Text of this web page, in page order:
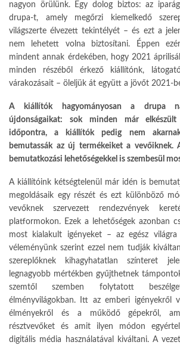
nagyon örülünk. Egy dolog biztos: az
drupa-t, amely megőrzi kiemelkedő
világszerte élvezett tekintélyét – és ezt a
nem lehetett volna biztosítani. Éppen
mindent annak érdekében, hogy 2021
minden részéből érkező kiállítónk,
várakozásait – öleljük át együtt a jövőt 2021-
A kiállítók hagyományosan a drupa
újdonságaikat: sok minden már
időpontra, a kiállítók pedig nem
bemutassák az új termékeiket a vevőiknek.
bemutatkozási lehetőségekkel is szembesül
A kiállítóink kétségtelenül már idén is
megoldásaik egy részét és ezt különböző
vevőknek szervezett rendezvények
platformokon. Ezek a lehetőségek azonban
most kialakult igényeket – az egész világra
véleményünk szerint ezzel nem tudják
szereplőknek kihagyhatatlan színteret
legnagyobb mértékben gyűjthetnek
szemtől szemben folytatott
élményvilágokban. Itt az emberi igényekről
élményekről és a működő gépekről,
résztvevőket és amit ilyen módon
digitális média használatával kiváltani. A